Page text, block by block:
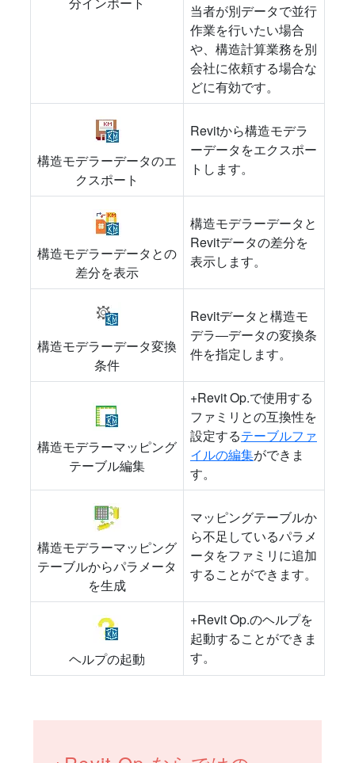
当者が別データで並行
作業を行いたい場合
や、構造計算業務を別
会社に依頼する場合な
どに有効です。
構造モデラーデータのエ
クスポート
Revitから構造モデラ
ーデータをエクスポー
トします。
構造モデラーデータとの
差分を表示
構造モデラーデータと
Revitデータの差分を
表示します。
構造モデラーデータ変換
条件
Revitデータと構造モ
デラ―データの変換条
件を指定します。
構造モデラーマッピング
テーブル編集
+Revit Op.で使用する
ファミリとの互換性を
設定するテーブルファ
イルの編集ができま
す。
構造モデラーマッピング
テーブルからパラメータ
を生成
マッピングテーブルか
ら不足しているパラメ
ータをファミリに追加
することができます。
ヘルプの起動
+Revit Op.のヘルプを
起動することができま
す。